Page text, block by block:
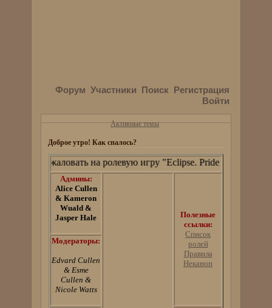
Форум Участники Поиск Регистрация
Войти
Активные темы
Доброе утро! Как спалось?
Добро пожаловать на ролевую игру "Eclipse. Pride and
Админы:
Alice Cullen
& Kameron
Wuald &
Jasper Hale
Полезные
ссылки:
Список
ролей
Правила
Неканон
Модераторы:
Edvard Cullen
& Esme
Cullen &
Nicole Watts